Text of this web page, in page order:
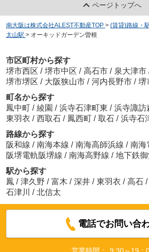
ページトップへ
南大阪は株式会社ALEST不動産TOP > (賃貸)路線・
太山駅 > オーキッドガーデン曽根
市区町村から探す
堺市西区 / 堺市中区 / 高石市 / 泉大津市
堺市堺区 / 大阪狭山市 / 河内長野市 / 堺
町名から探す
鳳中町 / 綾園 / 浜寺石津町東 / 浜寺諏訪
東羽衣 / 西取石 / 鳳西町 / 取石 / 浜寺石
路線から探す
阪和線 / 南海本線 / 南海高師浜線 / 南海
阪堺電軌阪堺線 / 南海高野線 / 地下鉄
駅から探す
鳳 / 津久野 / 富木 / 深井 / 東羽衣 / 高石 /
石津川
/ 北信太
電話でお問い合